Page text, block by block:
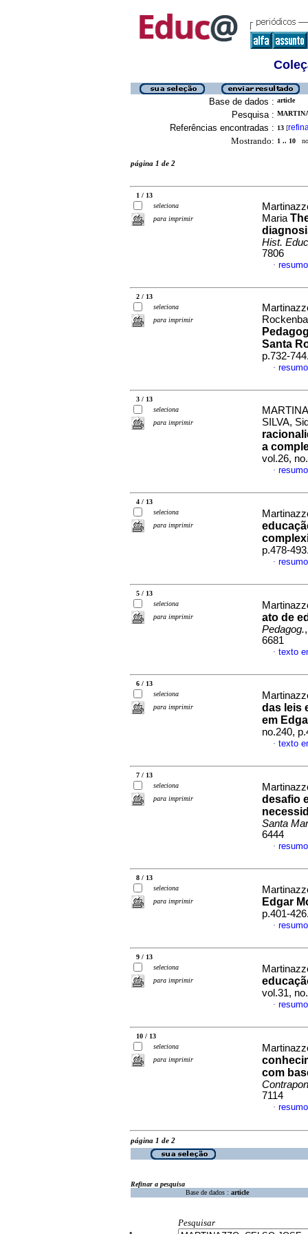
Base de dados : article
Pesquisa :
Referências encontradas : 13 [
Mostrando: 1 .. 10
página 1 de 2
1 / 13
seleciona
para imprimir
Maria
Hist.
7806
·
2 / 13
seleciona
para imprimir
Santa
p.732-
·
3 / 13
seleciona
para imprimir
SILVA,
a
vol.26,
·
4 / 13
seleciona
para imprimir
p.478-
·
5 / 13
seleciona
para imprimir
ato de
Pedagog.
6681
· texto
6 / 13
seleciona
para imprimir
das leis
em
no.240,
· texto
7 / 13
seleciona
para imprimir
desafio
Santa
6444
·
8 / 13
seleciona
para imprimir
Edgar
p.401-
·
9 / 13
seleciona
para imprimir
vol.31,
·
10 / 13
seleciona
para imprimir
com
7114
·
página 1 de 2
Refinar a pesquisa
Base de dados : article
Pesquisar